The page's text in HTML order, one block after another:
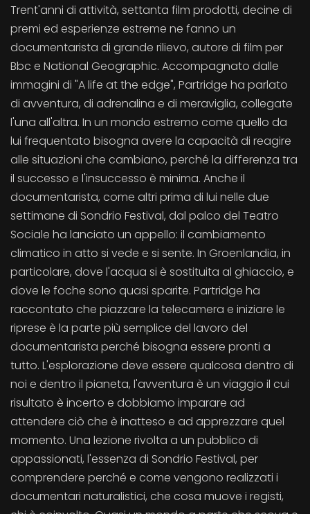
Trent'anni di attività, settanta film prodotti, decine di
premi ed esperienze estreme ne fanno un
documentarista di grande rilievo, autore di film per
Bbc e National Geographic. Accompagnato dalle
immagini di "A life at the edge", Partridge ha parlato
di avventura, di adrenalina e di meraviglia, collegate
l'una all'altra. In un mondo estremo come quello da
lui frequentato bisogna avere la capacità di reagire
alle situazioni che cambiano, perché la differenza tra
il successo e l'insuccesso è minima. Anche il
documentarista, come altri prima di lui nelle due
settimane di Sondrio Festival, dal palco del Teatro
Sociale ha lanciato un appello: il cambiamento
climatico in atto si vede e si sente. In Groenlandia, in
particolare, dove l'acqua si è sostituita al ghiaccio, e
dove le foche sono quasi sparite. Partridge ha
raccontato che piazzare la telecamera e iniziare le
riprese è la parte più semplice del lavoro del
documentarista perché bisogna essere pronti a
tutto. L'esplorazione deve essere qualcosa dentro di
noi e dentro il pianeta, l'avventura è un viaggio il cui
risultato è incerto e dobbiamo imparare ad
attendere ciò che è inatteso e ad apprezzare quel
momento. Una lezione rivolta a un pubblico di
appassionati, l'essenza di Sondrio Festival, per
comprendere perché e come vengono realizzati i
documentari naturalistici, che cosa muove i registi,